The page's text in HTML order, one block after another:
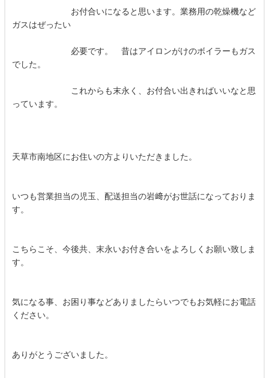
お付合いになると思います。業務用の乾燥機など
ガスはぜったい
必要です。 昔はアイロンがけのボイラーもガス
でした。
これからも末永く、お付合い出きればいいなと思
っています。
天草市南地区にお住いの方よりいただきました。
いつも営業担当の児玉、配送担当の岩﨑がお世話になっておりま
す。
こちらこそ、今後共、末永いお付き合いをよろしくお願い致しま
す。
気になる事、お困り事などありましたらいつでもお気軽にお電話
ください。
ありがとうございました。